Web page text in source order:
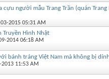
cựu người mẫu Trang Trần (quán Trang
2015 05:31 AM
Truyền Hình Nhật
2014 06:18 AM
bánh tráng Việt Nam mà không bị
2013 11:53 AM